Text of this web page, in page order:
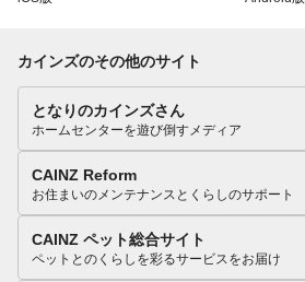
カインズのその他のサイト
となりのカインズさん
ホームセンターを遊び倒すメディア
CAINZ Reform
お住まいのメンテナンスとくらしのサポート
CAINZ ペット総合サイト
ペットとのくらしを彩るサービスをお届け